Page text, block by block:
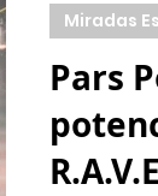
Pars
Miradas